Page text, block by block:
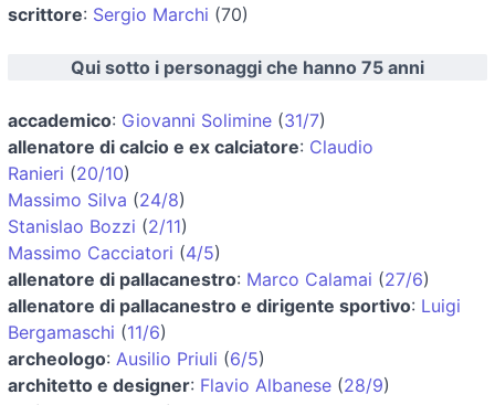
scrittore: Sergio Marchi (70)
Qui sotto i personaggi che hanno 75 anni
accademico: Giovanni Solimine (31/7)
allenatore di calcio e ex calciatore: Claudio
Ranieri (20/10)
Massimo Silva (24/8)
Stanislao Bozzi (2/11)
Massimo Cacciatori (4/5)
allenatore di pallacanestro: Marco Calamai (27/6)
allenatore di pallacanestro e dirigente sportivo: Luigi
Bergamaschi (11/6)
archeologo: Ausilio Priuli (6/5)
architetto e designer: Flavio Albanese (28/9)